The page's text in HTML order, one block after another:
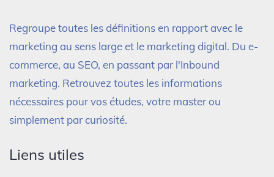
Regroupe toutes les définitions en rapport avec le
marketing au sens large et le marketing digital. Du e-
commerce, au SEO, en passant par l'Inbound
marketing. Retrouvez toutes les informations
nécessaires pour vos études, votre master ou
simplement par curiosité.
Liens utiles